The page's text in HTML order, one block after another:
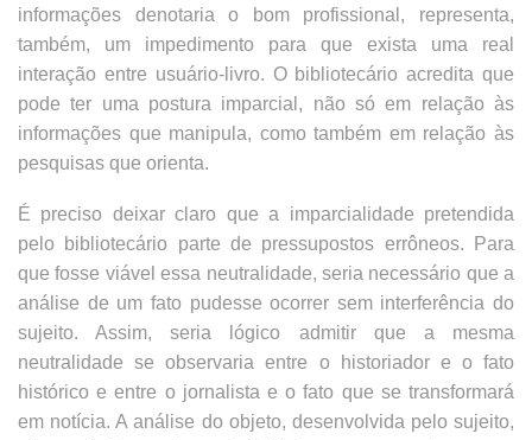
informações denotaria o bom profissional, representa,
também, um impedimento para que exista uma real
interação entre usuário-livro. O bibliotecário acredita que
pode ter uma postura imparcial, não só em relação às
informações que manipula, como também em relação às
pesquisas que orienta.
É preciso deixar claro que a imparcialidade pretendida
pelo bibliotecário parte de pressupostos errôneos. Para
que fosse viável essa neutralidade, seria necessário que a
análise de um fato pudesse ocorrer sem interferência do
sujeito. Assim, seria lógico admitir que a mesma
neutralidade se observaria entre o historiador e o fato
histórico e entre o jornalista e o fato que se transformará
em notícia. A análise do objeto, desenvolvida pelo sujeito,